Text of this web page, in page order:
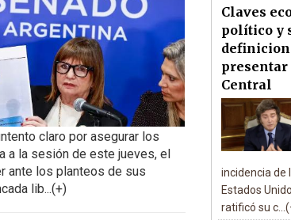
claro por asegurar los
a la sesión de este jueves, el
ante los planteos de sus
lib...(+)
Claves
político y
presentar
Central
incidencia de
Estados
ratificó su